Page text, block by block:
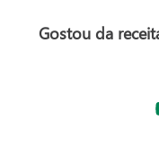
Gostou da